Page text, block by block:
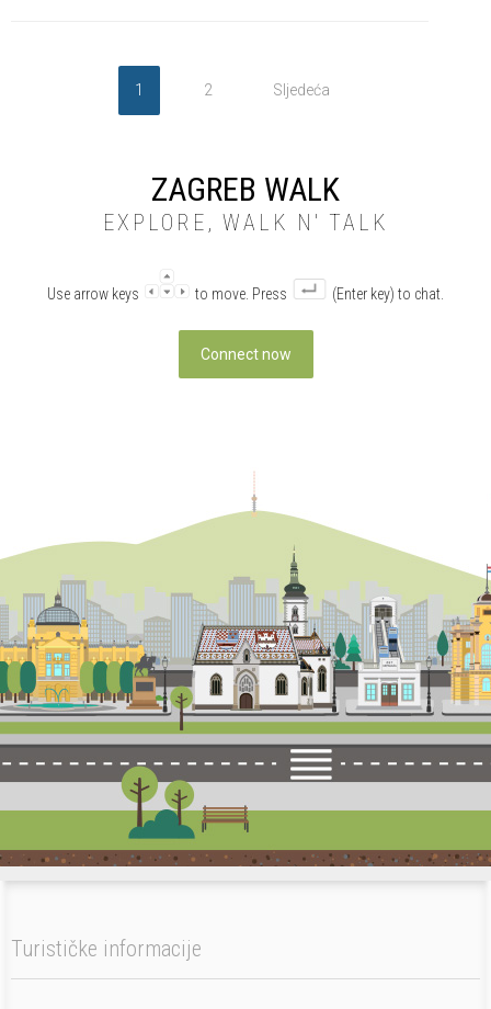
1 2 Sljedeća
ZAGREB WALK
EXPLORE, WALK N' TALK
Use arrow keys to move. Press (Enter key) to chat.
Connect now
Turističke informacije